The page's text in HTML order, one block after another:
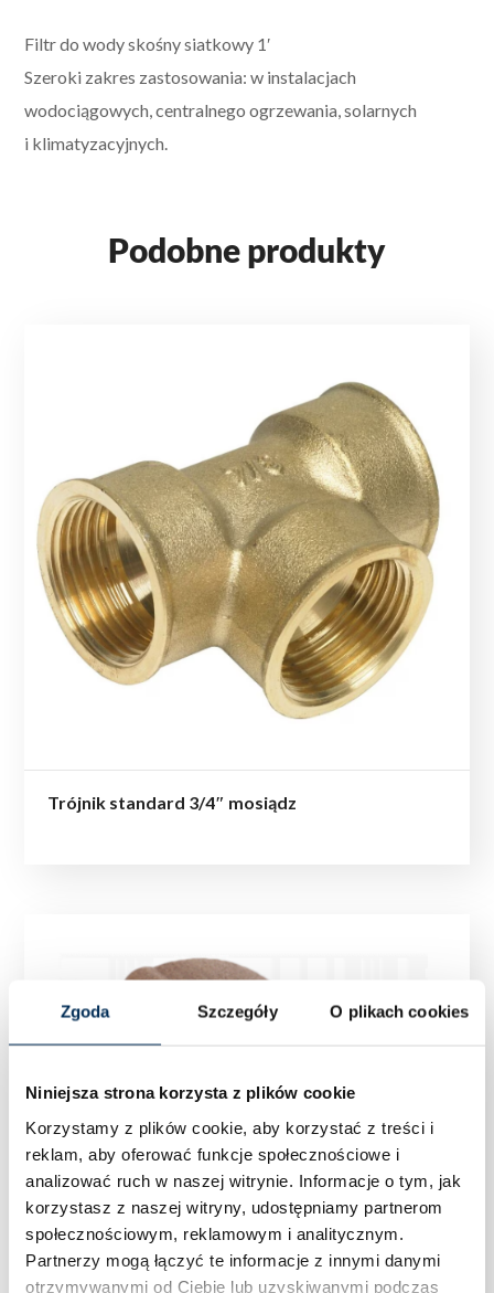
Zgoda Szczegóły O plikach cookies
Niniejsza strona korzysta z plików cookie
Korzystamy z plików cookie, aby korzystać z treści i
reklam, aby oferować funkcje społecznościowe i
analizować ruch w naszej witrynie. Informacje o tym, jak
korzystasz z naszej witryny, udostępniamy partnerom
społecznościowym, reklamowym i analitycznym.
Partnerzy mogą łączyć te informacje z innymi danymi
otrzymywanymi od Ciebie lub uzyskiwanymi podczas
Filtr do wody skośny siatkowy 1′
Szeroki zakres zastosowania: w instalacjach
wodociągowych, centralnego ogrzewania, solarnych
i klimatyzacyjnych.
Podobne produkty
Trójnik standard 3/4″ mosiądz